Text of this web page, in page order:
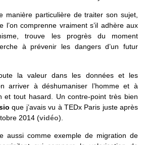
manière particulière de traiter son sujet,
l’on comprenne vraiment s’il adhère aux
trouve les progrès du moment
à prévenir les dangers d’un futur
la valeur dans les données et les
arriver à déshumaniser l’homme et à
et tout hasard. Un contre-point très bien
que j’avais vu à TEDx Paris juste après
2014 (vidéo).
aussi comme exemple de migration de